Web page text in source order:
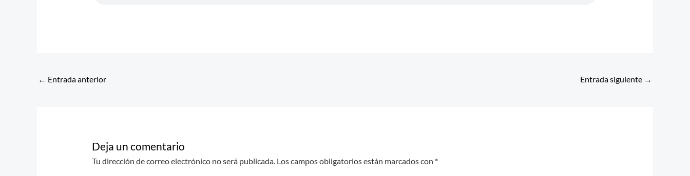
← Entrada anterior Entrada siguiente →
Deja un comentario
Tu dirección de correo electrónico no será publicada. Los campos obligatorios están marcados con *